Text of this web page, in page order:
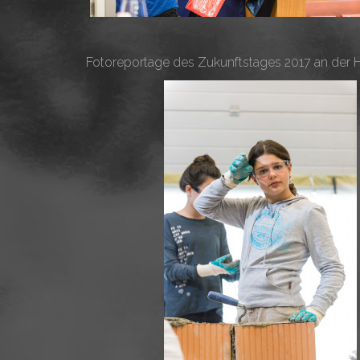
Fotoreportage des Zukunftstages 2017 an der